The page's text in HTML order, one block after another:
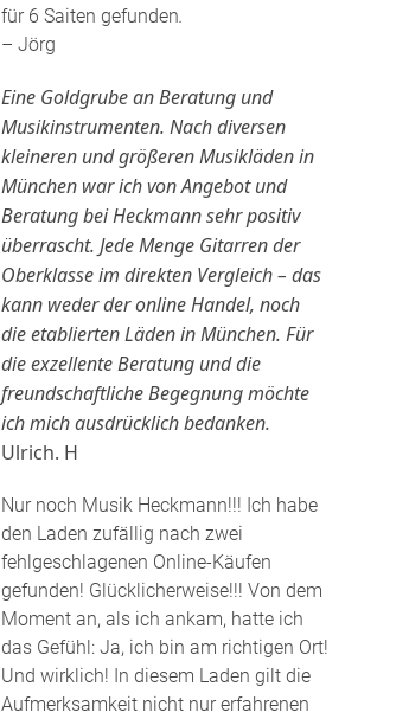
für 6 Saiten gefunden.
– Jörg
Eine Goldgrube an Beratung und
Musikinstrumenten. Nach diversen
kleineren und größeren Musikläden in
München war ich von Angebot und
Beratung bei Heckmann sehr positiv
überrascht. Jede Menge Gitarren der
Oberklasse im direkten Vergleich – das
kann weder der online Handel, noch
die etablierten Läden in München. Für
die exzellente Beratung und die
freundschaftliche Begegnung möchte
ich mich ausdrücklich bedanken.
Ulrich. H
Nur noch Musik Heckmann!!! Ich habe
den Laden zufällig nach zwei
fehlgeschlagenen Online-Käufen
gefunden! Glücklicherweise!!! Von dem
Moment an, als ich ankam, hatte ich
das Gefühl: Ja, ich bin am richtigen Ort!
Und wirklich! In diesem Laden gilt die
Aufmerksamkeit nicht nur erfahrenen